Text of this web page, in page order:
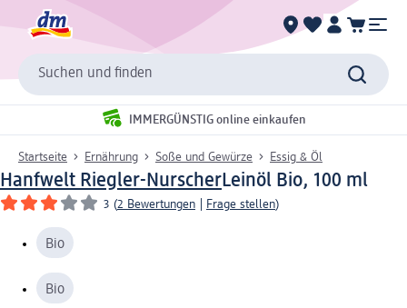
Suchen und finden
IMMERGÜNSTIG online einkaufen
Startseite Ernährung Soße und Gewürze Essig & Öl
Hanfwelt Riegler-NurscherLeinöl Bio, 100 ml
3 (2 Bewertungen Frage stellen)
Bio
Bio